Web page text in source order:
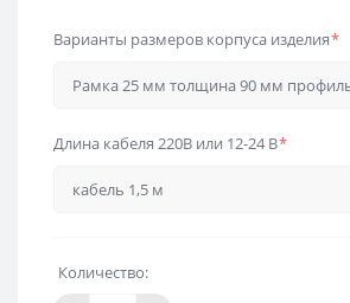
Варианты размеров корпуса изделия*
Длина кабеля 220В или 12-24 В*
Количество: